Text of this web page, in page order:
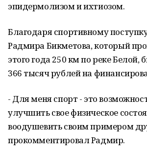
эпидермолизом и ихтиозом.
Благодаря спортивному
Радмира Бикметова, который
этого года 250 км по реке Белой,
366 тысяч рублей на
- Для меня спорт - это
улучшить свое физическое
воодушевить своим примером
прокомментировал Радмир.